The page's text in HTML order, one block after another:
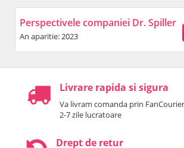
Perspectivele companiei Dr. Spiller
An aparitie: 2023
Livrare rapida si sigura
Va livram comanda prin
2-7 zile lucratoare
Drept de retur